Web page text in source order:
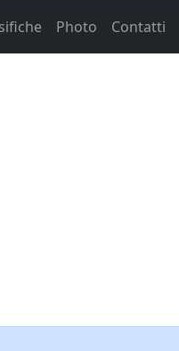
Photo Contatti